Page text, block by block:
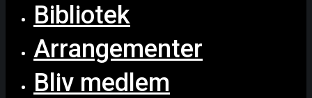
Bibliotek
Arrangementer
Bliv medlem